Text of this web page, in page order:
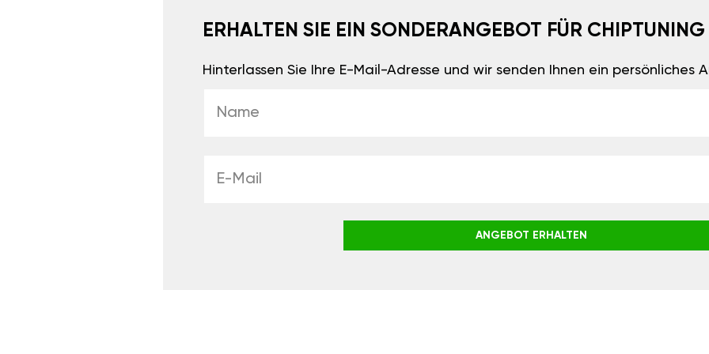
ERHALTEN SIE EIN SONDERANGEBOT FÜR CHIPTUNING
Hinterlassen Sie Ihre E-Mail-Adresse und wir senden Ihnen ein persönliches
ANGEBOT ERHALTEN